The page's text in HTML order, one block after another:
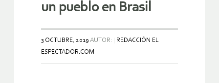
un pueblo en Brasil
3 OCTUBRE, 2019 AUTOR:
REDACCIÓN EL
ESPECTADOR.COM